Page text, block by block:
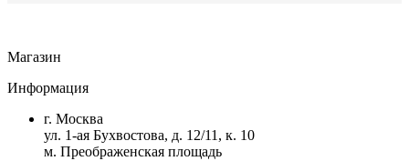
Магазин
Информация
г. Москва
ул. 1-ая Бухвостова, д. 12/11, к. 10
м. Преображенская площадь